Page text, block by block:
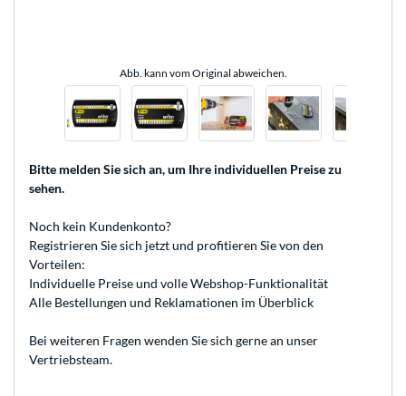
Abb. kann vom Original abweichen.
Bitte melden Sie sich an, um Ihre individuellen Preise zu
sehen.
Noch kein Kundenkonto?
Registrieren Sie sich jetzt und profitieren Sie von den
Vorteilen:
Individuelle Preise und volle Webshop-Funktionalität
Alle Bestellungen und Reklamationen im Überblick
Bei weiteren Fragen wenden Sie sich gerne an unser
Vertriebsteam.